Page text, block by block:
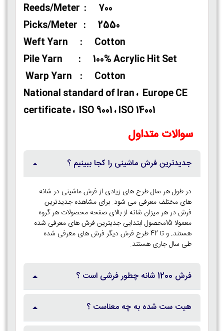
Reeds/Meter : 700
Picks/Meter : 2550
Weft Yarn : Cotton
Pile Yarn : 100% Acrylic Hit Set
Warp Yarn : Cotton
National standard of Iran ، Europe CE
certificate ، ISO 9001 ، ISO 14001
سوالات متداول
جدیدترین فرش ماشینی را کجا ببینیم ؟
در طول هر سال طرح های زیادی از فرش ماشینی در شانه
های مختلف معرفی می شود. برای مشاهده جدیدترین
فرش در هر میزان شانه از بالای صفحه محصولات هر گروه
معمولا 15محصول ابتدایی جدیترین فرش های معرفی شده
هستند. و تا 42 طرح فرش دیگر فرش های معرفی شده
طی سال جاری هستند.
فرش 1200 شانه چطور فرشی است ؟
هیت ست شده به چه معناست ؟